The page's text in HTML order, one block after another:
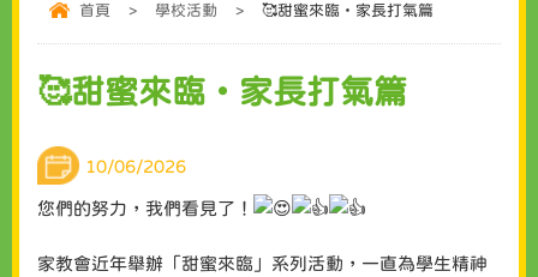
首頁 > 學校活動 > 🥰甜蜜來臨・家長打氣篇
🥰甜蜜來臨・家長打氣篇
10/06/2026
您們的努力，我們看見了！
家教會近年舉辦「甜蜜來臨」系列活動，一直為學生精神